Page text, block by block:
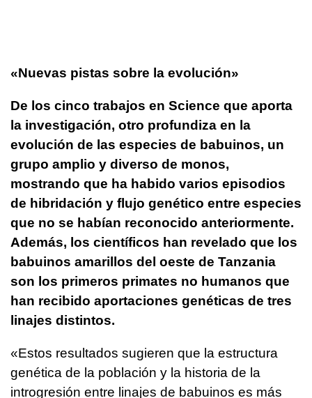
«Nuevas pistas sobre la evolución»
De los cinco trabajos en Science que aporta
la investigación, otro profundiza en la
evolución de las especies de babuinos, un
grupo amplio y diverso de monos,
mostrando que ha habido varios episodios
de hibridación y flujo genético entre especies
que no se habían reconocido anteriormente.
Además, los científicos han revelado que los
babuinos amarillos del oeste de Tanzania
son los primeros primates no humanos que
han recibido aportaciones genéticas de tres
linajes distintos.
«Estos resultados sugieren que la estructura
genética de la población y la historia de la
introgresión entre linajes de babuinos es más